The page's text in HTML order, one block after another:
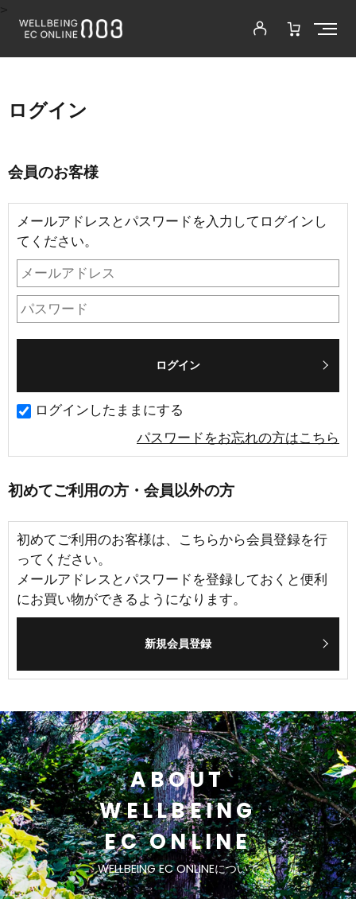
ログイン
会員のお客様
メールアドレスとパスワードを入力してログインし
てください。
ログインしたままにする
パスワードをお忘れの方はこちら
初めてご利用の方・会員以外の方
初めてご利用のお客様は、こちらから会員登録を行
ってください。
メールアドレスとパスワードを登録しておくと便利
にお買い物ができるようになります。
ABOUT
WELLBEING
EC ONLINE
WELLBEING EC ONLINEについて